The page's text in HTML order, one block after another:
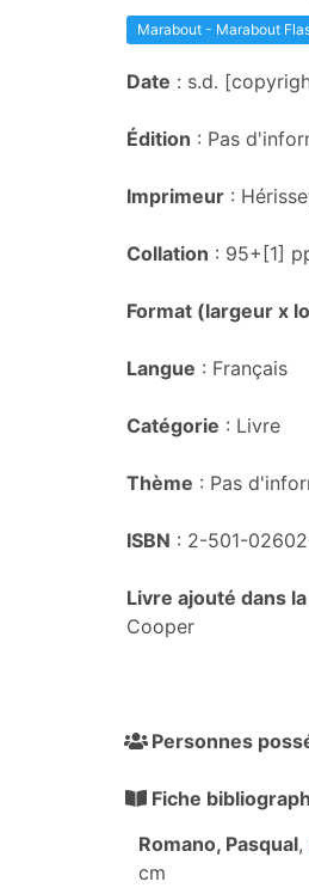
Marabout - Marabout
Date : s.d.
Édition : Pas
Imprimeur :
Collation : 95+[1]
Format (largeur x
Langue : Français
Catégorie : Livre
Thème : Pas
ISBN : 2-501-
Livre ajouté dans
Cooper
Personnes
Fiche
Romano, Pasqual,
cm